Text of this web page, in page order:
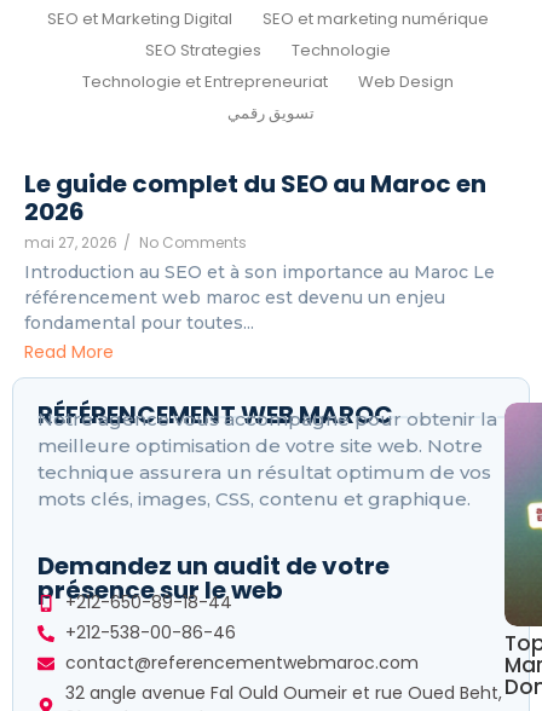
SEO et Marketing Digital
SEO et marketing numérique
SEO Strategies
Technologie
Technologie et Entrepreneuriat
Web Design
تسويق رقمي
Le guide complet du SEO au Maroc en
2026
mai 27, 2026 / No Comments
Introduction au SEO et à son importance au Maroc Le
référencement web maroc est devenu un enjeu
fondamental pour toutes...
Read More
RÉFÉRENCEMENT WEB MAROC
Notre agence vous accompagne pour obtenir la
meilleure optimisation de votre site web. Notre
technique assurera un résultat optimum de vos
mots clés, images, CSS, contenu et graphique.
Demandez un audit de votre
présence sur le web
+212-650-89-18-44
+212-538-00-86-46
contact@referencementwebmaroc.com
32 angle avenue Fal Ould Oumeir et rue Oued Beht,